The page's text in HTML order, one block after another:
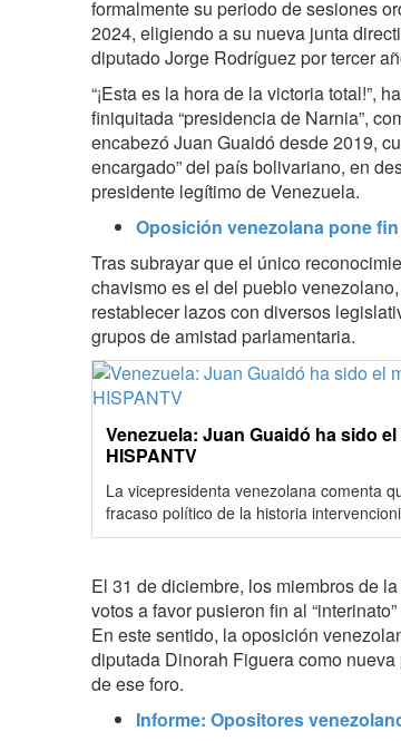
formalmente su periodo de sesiones
2024, eligiendo a su nueva junta
diputado Jorge Rodríguez por tercer
“¡Esta es la hora de la victoria total!”,
finiquitada “presidencia de Narnia”,
encabezó Juan Guaidó desde 2019,
encargado” del país bolivariano, en
presidente legítimo de Venezuela.
Oposición venezolana pone
Tras subrayar que el único
chavismo es el del pueblo
restablecer lazos con diversos
grupos de amistad parlamentaria.
Venezuela: Juan Guaidó ha sido
HISPANTV
La vicepresidenta venezolana comenta
fracaso político de la historia
El 31 de diciembre, los miembros de
votos a favor pusieron fin al
En este sentido, la oposición
diputada Dinorah Figuera como
de ese foro.
Informe: Opositores